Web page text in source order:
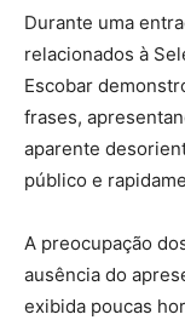
Durante uma
relacionados à
Escobar
frases,
aparente
público e
A preocupação
ausência do
exibida poucas